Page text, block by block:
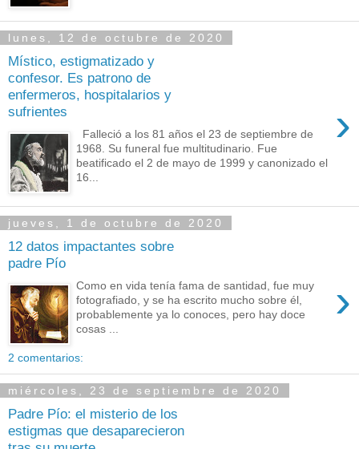
lunes, 12 de octubre de 2020
Místico, estigmatizado y
confesor. Es patrono de
enfermeros, hospitalarios y
sufrientes
›
Falleció a los 81 años el 23 de septiembre de
1968. Su funeral fue multitudinario. Fue
beatificado el 2 de mayo de 1999 y canonizado el
16...
jueves, 1 de octubre de 2020
12 datos impactantes sobre
padre Pío
›
Como en vida tenía fama de santidad, fue muy
fotografiado, y se ha escrito mucho sobre él,
probablemente ya lo conoces, pero hay doce
cosas ...
2 comentarios:
miércoles, 23 de septiembre de 2020
Padre Pío: el misterio de los
estigmas que desaparecieron